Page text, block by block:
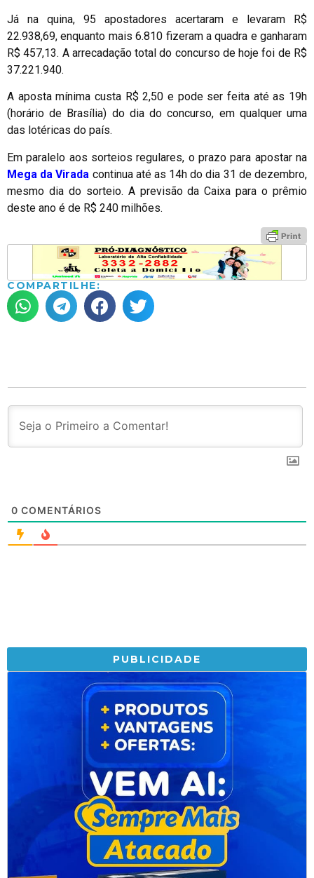
Já na quina, 95 apostadores acertaram e levaram R$
22.938,69, enquanto mais 6.810 fizeram a quadra e ganharam
R$ 457,13. A arrecadação total do concurso de hoje foi de R$
37.221.940.
A aposta mínima custa R$ 2,50 e pode ser feita até as 19h
(horário de Brasília) do dia do concurso, em qualquer uma
das lotéricas do país.
Em paralelo aos sorteios regulares, o prazo para apostar na
Mega da Virada continua até as 14h do dia 31 de dezembro,
mesmo dia do sorteio. A previsão da Caixa para o prêmio
deste ano é de R$ 240 milhões.
COMPARTILHE:
0 COMENTÁRIOS
PUBLICIDADE